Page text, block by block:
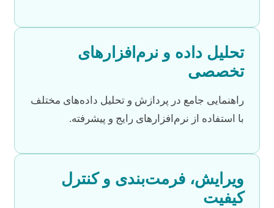
تحلیل داده و نرم‌افزارهای
تخصصی
راهنمایی جامع در پردازش و تحلیل داده‌های مختلف
با استفاده از نرم‌افزارهای رایج و پیشرفته.
ویرایش، فرمت‌بندی و کنترل
کیفیت